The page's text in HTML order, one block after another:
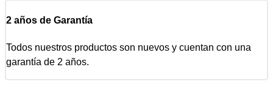
2 años de Garantía
Todos nuestros productos son nuevos y cuentan con una
garantía de 2 años.